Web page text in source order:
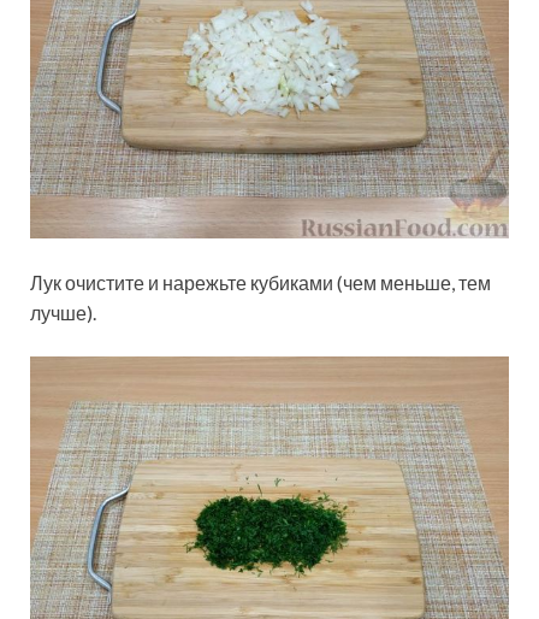
Лук очистите и нарежьте кубиками (чем меньше, тем
лучше).